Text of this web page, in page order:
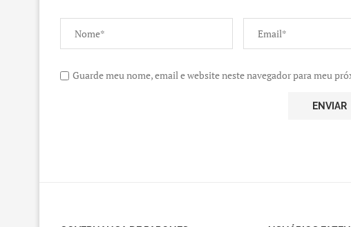
Guarde meu nome, email e website neste navegador para meu